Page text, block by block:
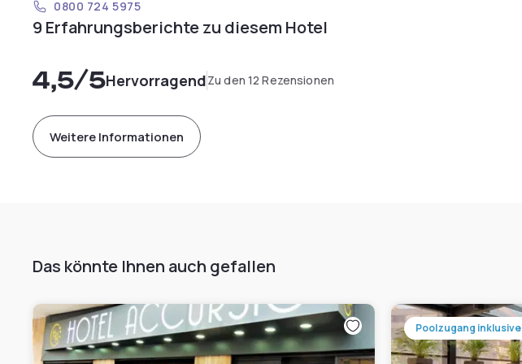
0800 724 5975
9 Erfahrungsberichte zu diesem Hotel
4,5/5HervorragendZu den 12 Rezensionen
Weitere Informationen
Das könnte Ihnen auch gefallen
Poolzugang inklusive